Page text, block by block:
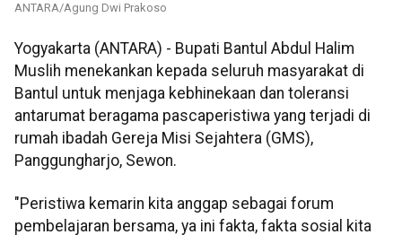
ANTARA/Agung Dwi Prakoso
Yogyakarta (ANTARA) - Bupati Bantul Abdul Halim
Muslih menekankan kepada seluruh masyarakat di
Bantul untuk menjaga kebhinekaan dan toleransi
antarumat beragama pascaperistiwa yang terjadi di
rumah ibadah Gereja Misi Sejahtera (GMS),
Panggungharjo, Sewon.
"Peristiwa kemarin kita anggap sebagai forum
pembelajaran bersama, ya ini fakta, fakta sosial kita